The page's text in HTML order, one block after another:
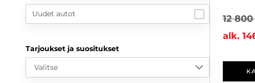
Uudet autot
Tarjoukset ja suositukset
Valitse
12
alk.